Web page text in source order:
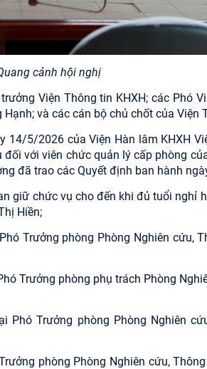
cảnh hội nghị
Viện Thông tin KHXH; các Phó
và các cán bộ chủ chốt của Viện
14/5/2026 của Viện Hàn lâm KHXH
với viên chức quản lý cấp phòng
đã trao các Quyết định ban hành
giữ chức vụ cho đến khi đủ tuổi nghỉ
Hiền;
Trưởng phòng Phòng Nghiên cứu,
Trưởng phòng phụ trách Phòng
Phó Trưởng phòng Phòng Nghiên
phòng Phòng Nghiên cứu,